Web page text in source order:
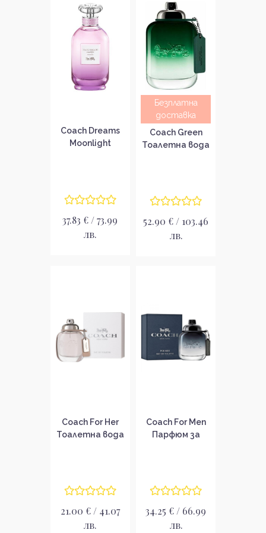
Coach Dreams
Moonlight
37.83 € / 73.99
лв.
Безплатна
доставка
Coach Green
Тоалетна вода
52.90 € / 103.46
лв.
Coach For Her
Тоалетна вода
21.00 € / 41.07
лв.
Coach For Men
Парфюм за
34.25 € / 66.99
лв.